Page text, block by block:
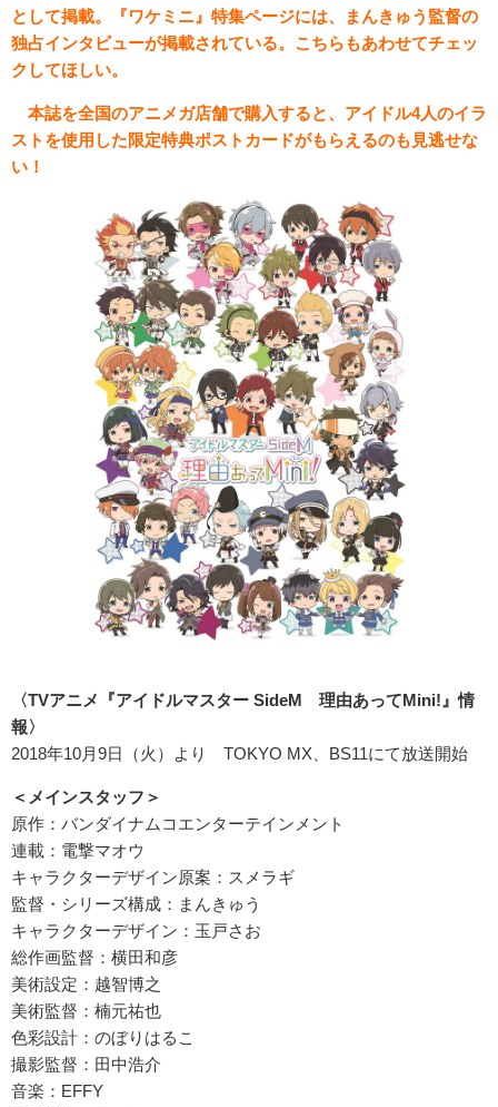
として掲載。『ワケミニ』特集ページには、まんきゅう監督の
独占インタビューが掲載されている。こちらもあわせてチェッ
クしてほしい。
本誌を全国のアニメガ店舗で購入すると、アイドル4人のイラ
ストを使用した限定特典ポストカードがもらえるのも見逃せな
い！
〈TVアニメ『アイドルマスター SideM 理由あってMini!』情
報〉
2018年10月9日（火）より TOKYO MX、BS11にて放送開始
＜ メインスタッフ＞
原作：バンダイナムコエンターテインメント
連載：電撃マオウ
キャラクターデザイン原案：スメラギ
監督・シリーズ構成：まんきゅう
キャラクターデザイン：玉戸さお
総作画監督：横田和彦
美術設定：越智博之
美術監督：楠元祐也
色彩設計：のぼりはるこ
撮影監督：田中浩介
音楽：EFFY